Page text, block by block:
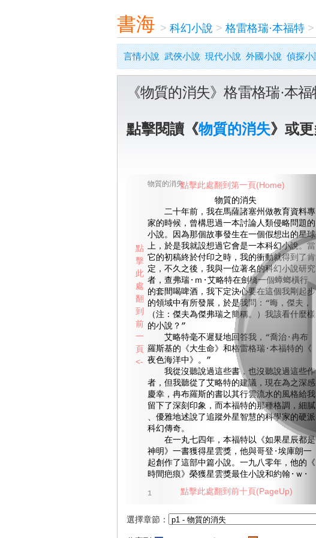
書海 > 科幻小說 > 格雷格瑞·本福特>
言情小說 武俠小說 現代小說 外國小說 偵探小
《物質的消失》格雷格瑞·本
點擊閱讀《物質的消失》或
物質的消失
物質的消失
二十年前，我在馬薩諸塞州做教育資料專
家的時候，曾構思過一本討論人類侵略問題的
小說。因為那個故事發生在一個假想出的星球
上，於是我就設想過它會是一本科幻小說。當
它的初稿終於付印之時，我的衝動就得到了肯
定，不久之後，我與一位著名的科幻小說研究
者，查弗瑞·ｍ·艾略特在劍橋一個蟑螂橫行
的套間喝啤酒，我下定決心要在這個我剛起步
的領域中有所發展，於是我問：“晦，傑夫，
（注：傑夫為傑弗瑞之簡稱。）我該看什麼樣
的小說？”
艾略特毫不遲疑地回答我，“喬治·冉布
羅斯基的《大生命》和格雷格瑞·本福特的《
夜色海洋中》。”
我從沒聽說過這些書，也沒聽說過這些作
者，但我聽從了艾略特的建議，現在為之深感
慶幸，冉布羅斯的書以其行雲流水的風格給我
留下了深刻印象，而本福特的那種格調，細膩
、優雅地述說了追蹤外星智慧的科學家的硬派
科幻傳奇。
在一丸七四年，本福特以《如果星辰都是
神明》一書獲得星雲獎，他與哥登·埃庫朗一
起創作了這部中篇小說。一九八零年，他的《
時間疤痕》榮獲星雲獎最住小說和約翰·ｗ·
1
選擇章節：
點擊此處翻到第一頁(Home)
點擊此處翻到前十頁(PageUp)
點
擊
此
處
翻
到
前
一
頁
<-